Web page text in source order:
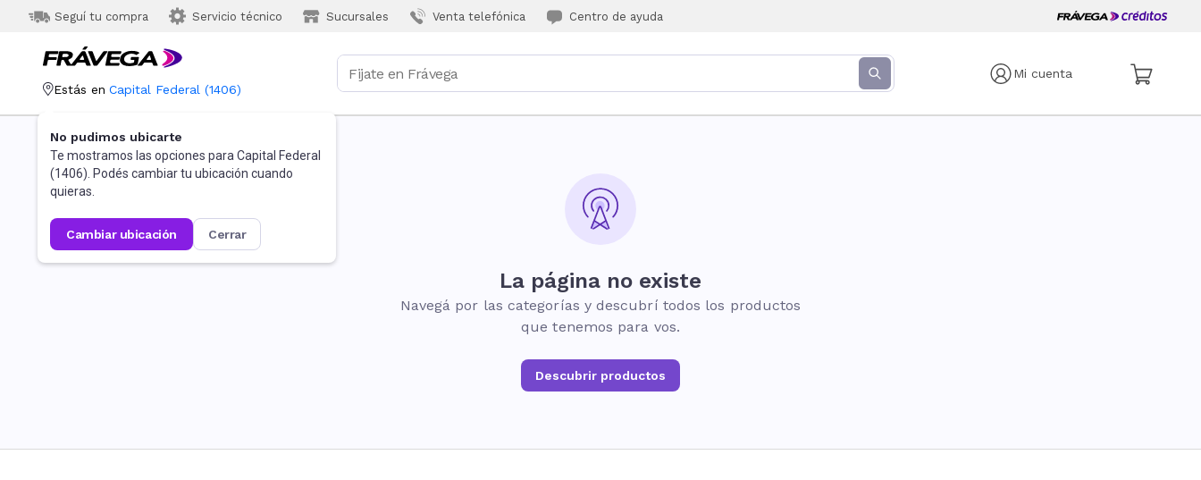
Seguí tu compra Servicio técnico Sucursales Venta telefónica Centro de ayuda
Mi cuenta
Estás en Capital Federal (1406)
No pudimos ubicarte
Te mostramos las opciones para Capital Federal
(1406). Podés cambiar tu ubicación cuando
quieras.
cambiar ubicación cerrar
La página no existe
Navegá por las categorías y descubrí todos los productos
que tenemos para vos.
Descubrir productos